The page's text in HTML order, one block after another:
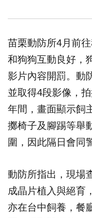
苗栗動防所4月前
和狗狗互動良好，
影片內容開罰。動
並取得4段影像，
年間，畫面顯示飼
擲椅子及腳踢等舉
圍，因此隔日會同
動防所指出，現場
成晶片植入與絕育
亦在台中飼養，餐